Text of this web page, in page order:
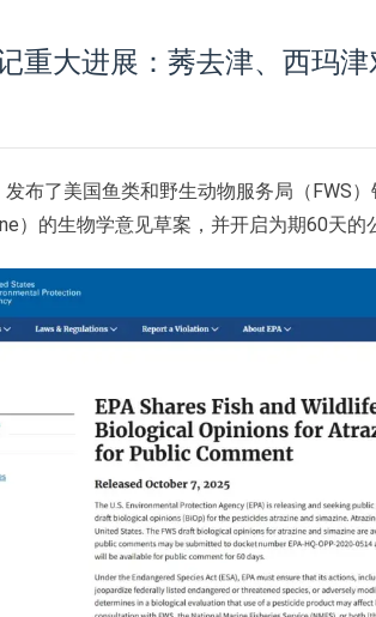
重大进展：莠去津、西玛
布了美国鱼类和野生动物服务局（FWS
）的生物学意见草案，并开启为期60天的